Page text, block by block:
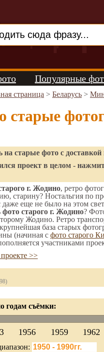
Популярные
страница > Беларусь >
старые
на старые фото с
проект в целом -
г. Жодино, ретро
старину? Ностальгия по
даже еще не было на этом
фото старого г. Жодино?
Жодино. Ретро
база старых
(начиная с фото старого
участниками
>>
годам съёмки:
1956 1959 1962